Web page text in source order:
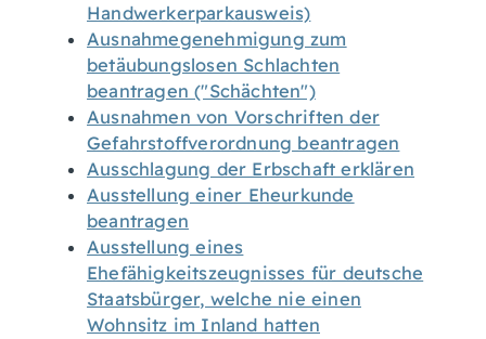
Handwerkerparkausweis)
Ausnahmegenehmigung zum
betäubungslosen Schlachten
beantragen ("Schächten")
Ausnahmen von Vorschriften der
Gefahrstoffverordnung beantragen
Ausschlagung der Erbschaft erklären
Ausstellung einer Eheurkunde
beantragen
Ausstellung eines
Ehefähigkeitszeugnisses für deutsche
Staatsbürger, welche nie einen
Wohnsitz im Inland hatten